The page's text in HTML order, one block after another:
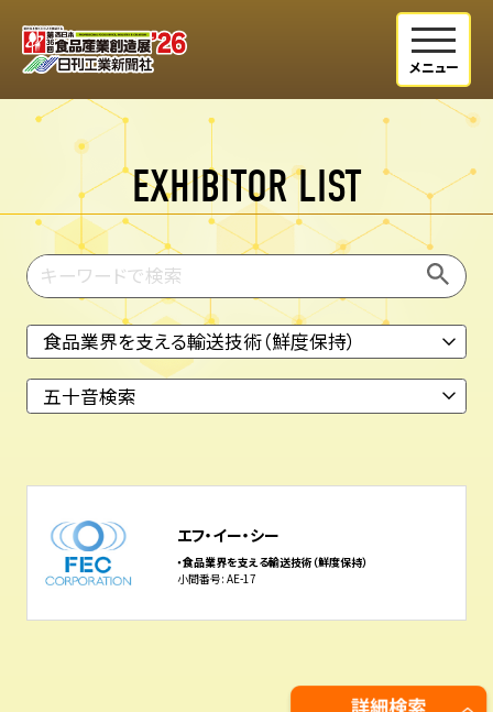
EXHIBITOR LIST
エフ・イー・シー
・食品業界を支える輸送技術（鮮度保持）
小間番号: AE-17